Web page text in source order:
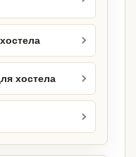
хостела